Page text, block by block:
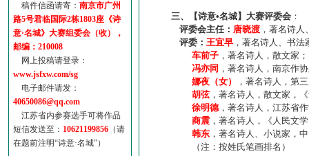
稿件信函请寄： 南京市广州
路5号君临国际2栋1803座《诗
意·名城》大赛组委会（收），
邮编：210008
网上投稿请登录：
www.jsfxw.com/sg
电子邮件请发：
40650086@qq.com
江苏省内参赛选手可将作品
短信发送至： 10621199856 （请
在题前注明“诗意·名城”）
三、【诗意•名城】大赛评委会 ：
评委会主任： 唐晓渡 ，著名诗
评委： 王宜早 ，著名诗人、书
车前子 ，著名诗人，散文家；
冯亦同 ，著名诗人，南京作
娜夜（女）
，著名诗人，第
胡弦，著名诗人，散文家，
徐明德，著名诗人，江苏省
商震 ，著名诗人，《人民文
韩东 ，著名诗人、小说家，
（注：按姓氏笔画排名）